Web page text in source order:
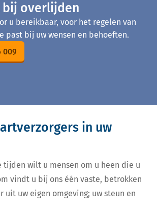
bij overlijden
u bereikbaar, voor het regelen van
past bij uw wensen en behoeften.
009
in uw
tijden wilt u mensen om u heen die u
vindt u bij ons één vaste, betrokken
uit uw eigen omgeving; uw steun en